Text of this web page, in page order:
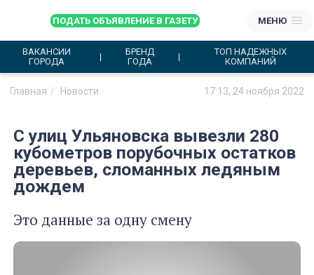
ПОДАТЬ ОБЪЯВЛЕНИЕ В ГАЗЕТУ МЕНЮ
ВАКАНСИИ
ГОРОДА
БРЕНД
ГОДА
ТОП НАДЕЖНЫХ
КОМПАНИЙ
Главная Новости 17:13, 24 ноября 2022
С улиц Ульяновска вывезли 280
кубометров порубочных остатков
деревьев, сломанных ледяным
дождем
Это данные за одну смену